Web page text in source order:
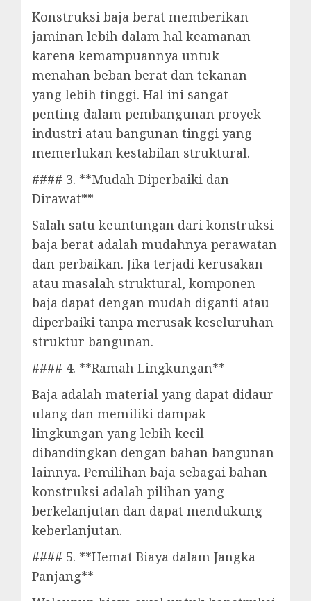
Konstruksi baja berat memberikan
jaminan lebih dalam hal keamanan
karena kemampuannya untuk
menahan beban berat dan tekanan
yang lebih tinggi. Hal ini sangat
penting dalam pembangunan proyek
industri atau bangunan tinggi yang
memerlukan kestabilan struktural.
#### 3. **Mudah Diperbaiki dan
Dirawat**
Salah satu keuntungan dari konstruksi
baja berat adalah mudahnya perawatan
dan perbaikan. Jika terjadi kerusakan
atau masalah struktural, komponen
baja dapat dengan mudah diganti atau
diperbaiki tanpa merusak keseluruhan
struktur bangunan.
#### 4. **Ramah Lingkungan**
Baja adalah material yang dapat didaur
ulang dan memiliki dampak
lingkungan yang lebih kecil
dibandingkan dengan bahan bangunan
lainnya. Pemilihan baja sebagai bahan
konstruksi adalah pilihan yang
berkelanjutan dan dapat mendukung
keberlanjutan.
#### 5. **Hemat Biaya dalam Jangka
Panjang**